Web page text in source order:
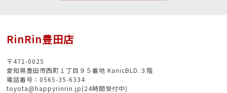
RinRin豊田店
〒471-0025
愛知県豊田市西町１丁目９５番地 KanicBLD.３階
電話番号：0565-35-6334
toyota@happyrinrin.jp(24時間受付中)